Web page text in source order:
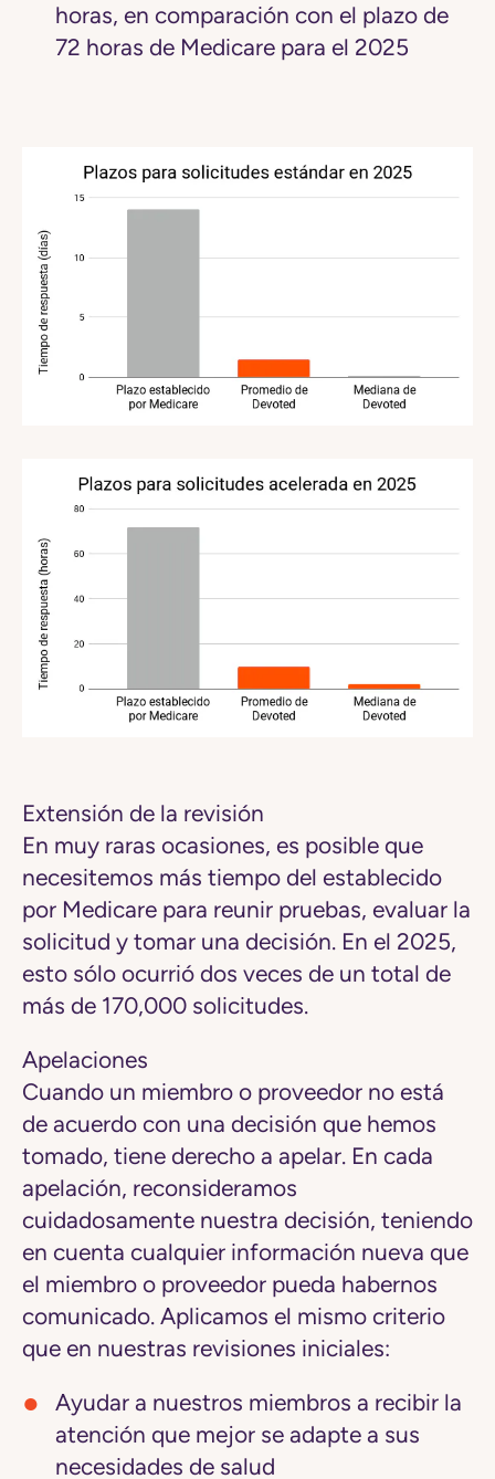
horas, en comparación con el plazo de
72 horas de Medicare para el 2025
Extensión de la revisión
En muy raras ocasiones, es posible que
necesitemos más tiempo del establecido
por Medicare para reunir pruebas, evaluar la
solicitud y tomar una decisión. En el 2025,
esto sólo ocurrió dos veces de un total de
más de 170,000 solicitudes.
Apelaciones
Cuando un miembro o proveedor no está
de acuerdo con una decisión que hemos
tomado, tiene derecho a apelar. En cada
apelación, reconsideramos
cuidadosamente nuestra decisión, teniendo
en cuenta cualquier información nueva que
el miembro o proveedor pueda habernos
comunicado. Aplicamos el mismo criterio
que en nuestras revisiones iniciales:
Ayudar a nuestros miembros a recibir la
atención que mejor se adapte a sus
necesidades de salud